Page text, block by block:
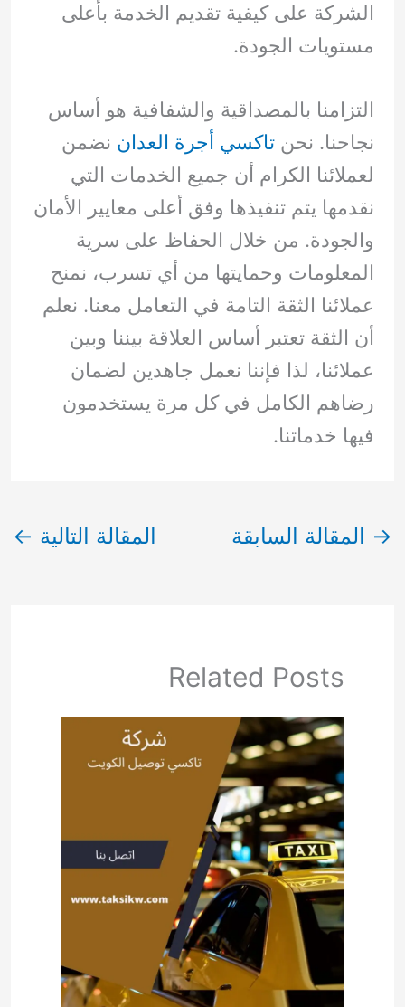
الشركة على كيفية تقديم الخدمة بأعلى
مستويات الجودة.
التزامنا بالمصداقية والشفافية هو أساس
نجاحنا. نحن تاكسي أجرة العدان نضمن
لعملائنا الكرام أن جميع الخدمات التي
نقدمها يتم تنفيذها وفق أعلى معايير الأمان
والجودة. من خلال الحفاظ على سرية
المعلومات وحمايتها من أي تسرب، نمنح
عملائنا الثقة التامة في التعامل معنا. نعلم
أن الثقة تعتبر أساس العلاقة بيننا وبين
عملائنا، لذا فإننا نعمل جاهدين لضمان
رضاهم الكامل في كل مرة يستخدمون
فيها خدماتنا.
→ المقالة السابقة المقالة التالية ←
Related Posts